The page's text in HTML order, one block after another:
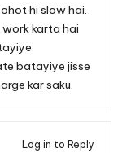
hi slow hai.
karta hai
batayiye jisse
kar saku.
Log in to Reply